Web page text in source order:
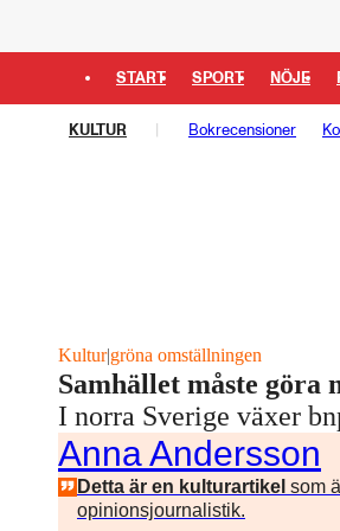
START SPORT NÖJE
KULTUR Bokrecensioner
Kultur|gröna omställningen
Samhället måste göra
I norra Sverige växer
Anna Andersson
Detta är en kulturartikel som
opinionsjournalistik.